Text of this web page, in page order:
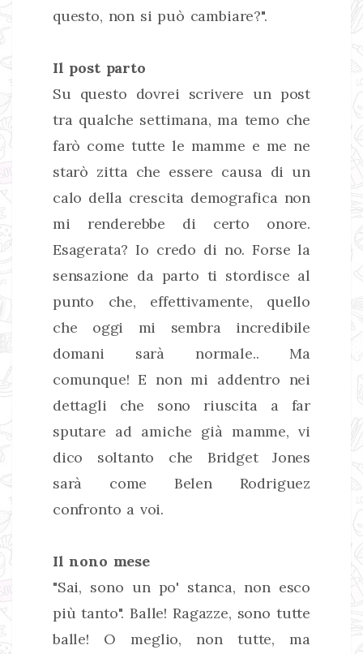
questo, non si può cambiare?".
Il post parto
Su questo dovrei scrivere un post
tra qualche settimana, ma temo che
farò come tutte le mamme e me ne
starò zitta che essere causa di un
calo della crescita demografica non
mi renderebbe di certo onore.
Esagerata? Io credo di no. Forse la
sensazione da parto ti stordisce al
punto che, effettivamente, quello
che oggi mi sembra incredibile
domani sarà normale.. Ma
comunque! E non mi addentro nei
dettagli che sono riuscita a far
sputare ad amiche già mamme, vi
dico soltanto che Bridget Jones
sarà come Belen Rodriguez
confronto a voi.
Il nono mese
"Sai, sono un po' stanca, non esco
più tanto". Balle! Ragazze, sono tutte
balle! O meglio, non tutte, ma